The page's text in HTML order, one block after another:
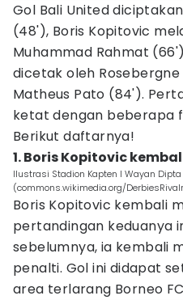
Gol Bali United
(48'), Boris Kopitovic
Muhammad Rahmat
dicetak oleh
Matheus Pato (84').
ketat dengan beberapa
Berikut daftarnya!
1. Boris Kopitovic
Ilustrasi Stadion Kapten I Wayan Dipta
(commons.wikimedia.org/
Boris Kopitovic kembali
pertandingan keduanya
sebelumnya, ia kembali
penalti. Gol ini didapat
area terlarang Borneo